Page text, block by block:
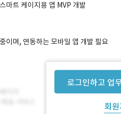
로그인하고 업
회
마트 케이지용 앱 MVP 개발
이며, 연동하는 모바일 앱 개발 필요